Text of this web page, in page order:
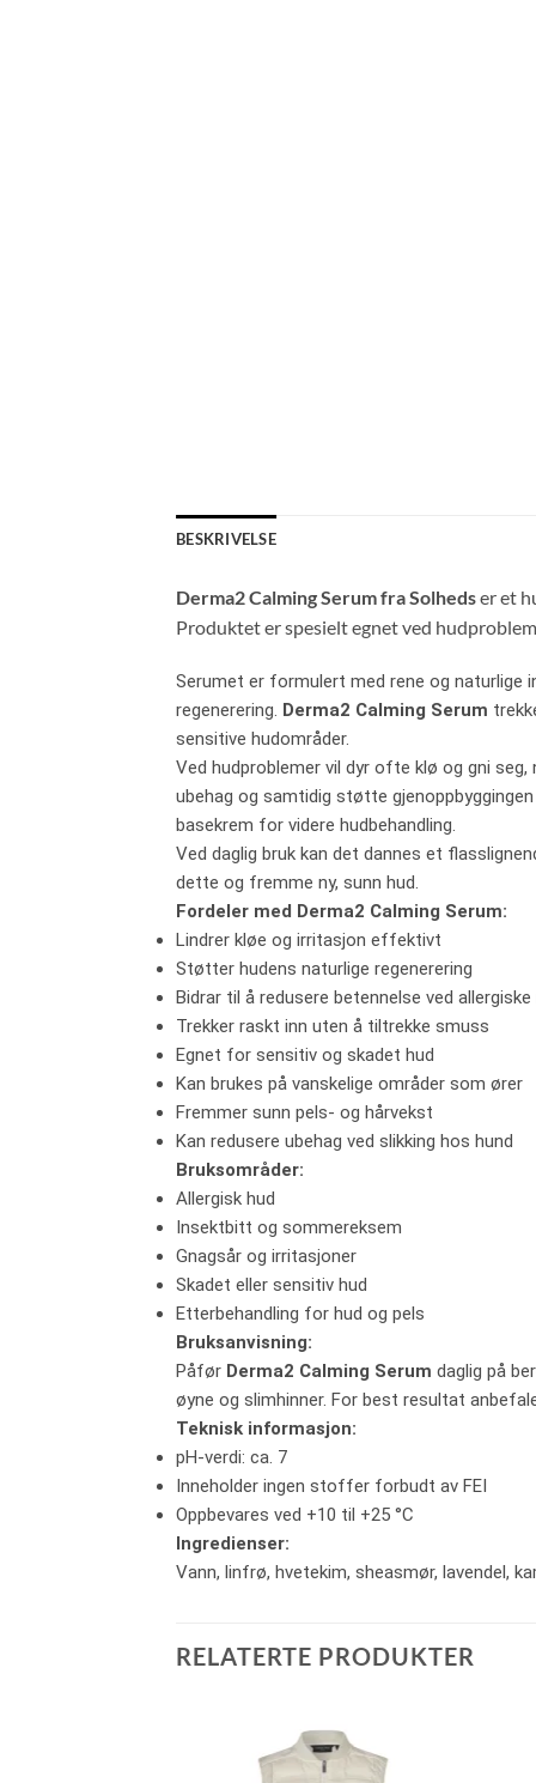
BESKRIVELSE
Derma2 Calming Serum fra Solhedser et
Produktet er spesielt egnet ved
Serumet er formulert med rene og naturlige
regenerering. Derma2 Calming Serum
sensitive hudområder.
Ved hudproblemer vil dyr ofte klø og gni
ubehag og samtidig støtte
basekrem for videre hudbehandling.
Ved daglig bruk kan det dannes et
dette og fremme ny, sunn hud.
Fordeler med Derma2 Calming Serum:
Lindrer kløe og irritasjon effektivt
Støtter hudens naturlige regenerering
Bidrar til å redusere betennelse ved
Trekker raskt inn uten å tiltrekke smuss
Egnet for sensitiv og skadet hud
Kan brukes på vanskelige områder som ører
Fremmer sunn pels- og hårvekst
Kan redusere ubehag ved slikking hos hund
Bruksområder:
Allergisk hud
Insektbitt og sommereksem
Gnagsår og irritasjoner
Skadet eller sensitiv hud
Etterbehandling for hud og pels
Bruksanvisning:
Påfør Derma2 Calming Serum daglig på
øyne og slimhinner. For best resultat
Teknisk informasjon:
pH-verdi: ca. 7
Inneholder ingen stoffer forbudt av FEI
Oppbevares ved +10 til +25 °C
Ingredienser:
Vann, linfrø, hvetekim, sheasmør, lavendel,
RELATERTE PRODUKTER